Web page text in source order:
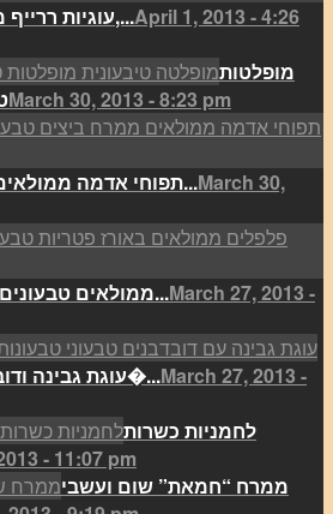
עוגיות ררייף מרוקאיות, רייפאת,...April 1, 2013 - 4:26
מופלטות
March 30, 2013 - 8:23 pm
תפוחי אדמה ממולאים בממרח שעועית...March 30,
ממולאים טבעונים עם אורז ופטריות...March 27, 2013 -
(עוגת גבינה ודובדבנים (טפינה ט�...March 27, 2013 -
לחמניות כשרות
- 11:07 pm
ממרח “חמאת” שום ועשבי